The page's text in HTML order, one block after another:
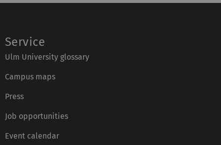
Service
Ulm University glossary
Campus maps
Press
Job opportunities
Event calendar